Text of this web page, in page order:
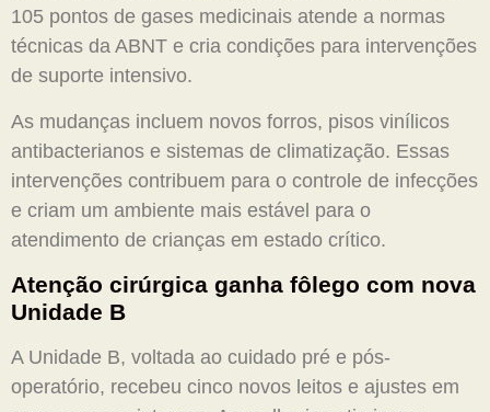
105 pontos de gases medicinais atende a normas
técnicas da ABNT e cria condições para intervenções
de suporte intensivo.
As mudanças incluem novos forros, pisos vinílicos
antibacterianos e sistemas de climatização. Essas
intervenções contribuem para o controle de infecções
e criam um ambiente mais estável para o
atendimento de crianças em estado crítico.
Atenção cirúrgica ganha fôlego com nova
Unidade B
A Unidade B, voltada ao cuidado pré e pós-
operatório, recebeu cinco novos leitos e ajustes em